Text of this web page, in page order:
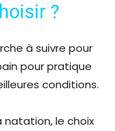
?
à suivre pour
pour pratique
conditions.
natation, le choix